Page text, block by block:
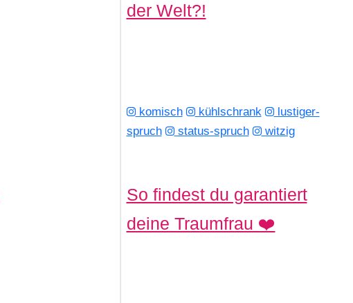
der Welt?!
komisch kühlschrank
lustiger-
spruch
status-spruch witzig
So findest du garantiert
deine Traumfrau ❤️